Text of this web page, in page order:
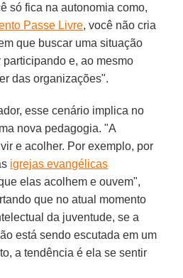
só fica na autonomia como,
Passe Livre, você não cria
que buscar uma situação
e, ao mesmo
das organizações".
esse cenário implica no
nova pedagogia. "A
e acolher. Por exemplo, por
igrejas evangélicas
elas acolhem e ouvem",
que no atual momento
da juventude, se a
está sendo escutada em um
a tendência é ela se sentir